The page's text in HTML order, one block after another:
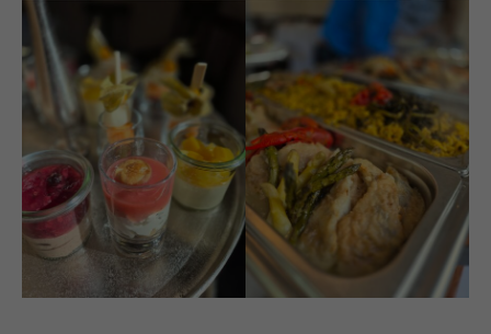
Mon - Fri 8:00am - 5:00pm
(GMT +1)
Get in touch
Cybersteel Inc.
376-293 City Road, Suite 600
San Francisco, CA 94102
Have any questions?
+44 1234 567 890